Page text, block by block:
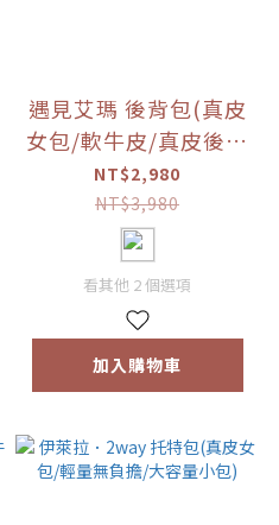
遇見艾瑪 後背包(真皮
女包/軟牛皮/真皮後背
包)
NT$2,980
NT$3,980
看其他 2 個選項
加入購物車